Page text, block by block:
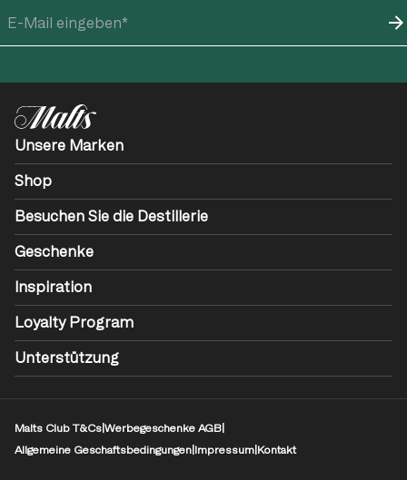
Unsere Marken
Shop
Besuchen Sie die Destillerie
Geschenke
Inspiration
Loyalty Program
Unterstützung
Malts Club T&CsWerbegeschenke AGB
Allgemeine Geschaftsbedingungen Impressum Kontakt